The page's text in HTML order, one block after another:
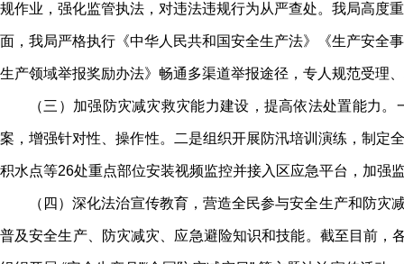
规作业，强化监管执法，对违法违规行为从严查处。我局高度
面，我局严格执行《中华人民共和国安全生产法》《生产安全
生产领域举报奖励办法》畅通多渠道举报途径，专人规范受理
（三）加强防灾减灾救灾能力建设，提高依法处置能力
案，增强针对性、操作性。二是组织开展防汛培训演练，制定
积水点等26处重点部位安装视频监控并接入区应急平台，加强
（四）深化法治宣传教育，营造全民参与安全生产和防
普及安全生产、防灾减灾、应急避险知识和技能。截至目前